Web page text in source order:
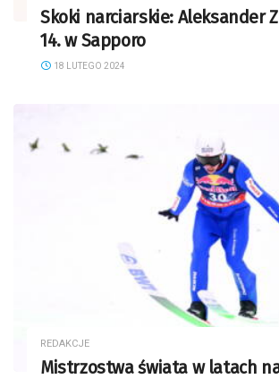
Skoki narciarskie: Aleksander
14. w Sapporo
18 LUTEGO 2024
REDAKCJE
Mistrzostwa świata w latach